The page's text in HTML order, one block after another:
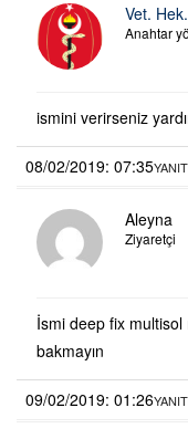
Vet.
Anahtar
ismini verirseniz
08/02/2019: 07:35
Aleyna
Ziyaretçi
İsmi deep fix
bakmayın
09/02/2019: 01:26